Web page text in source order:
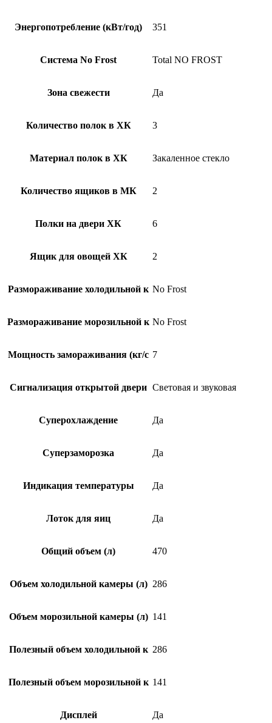
Энергопотребление (кВт/год) 351
Система No Frost Total NO FROST
Зона свежести Да
Количество полок в ХК 3
Материал полок в ХК Закаленное стекло
Количество ящиков в МК 2
Полки на двери ХК 6
Ящик для овощей ХК 2
Размораживание холодильной к No Frost
Размораживание морозильной к No Frost
Мощность замораживания (кг/c 7
Сигнализация открытой двери Световая и звуковая
Суперохлаждение Да
Суперзаморозка Да
Индикация температуры Да
Лоток для яиц Да
Общий объем (л) 470
Объем холодильной камеры (л) 286
Объем морозильной камеры (л) 141
Полезный объем холодильной к 286
Полезный объем морозильной к 141
Дисплей Да